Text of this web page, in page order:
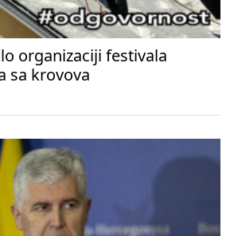
organizaciji festivala
sa krovova